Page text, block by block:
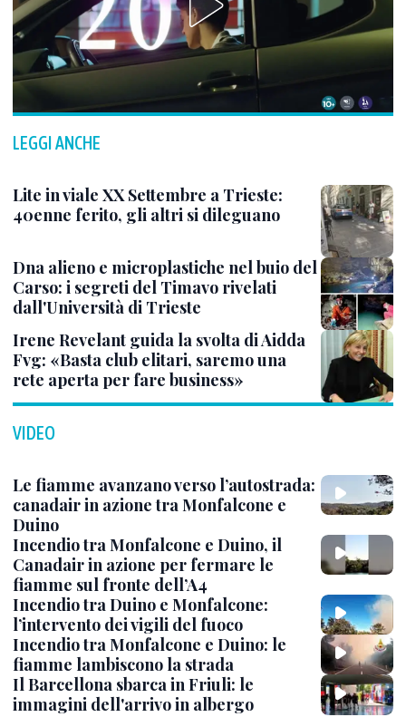
LEGGI ANCHE
Lite in viale XX Settembre a Trieste:
40enne ferito, gli altri si dileguano
Dna alieno e microplastiche nel buio del
Carso: i segreti del Timavo rivelati
dall'Università di Trieste
Irene Revelant guida la svolta di Aidda
Fvg: «Basta club elitari, saremo una
rete aperta per fare business»
VIDEO
Le fiamme avanzano verso l’autostrada:
canadair in azione tra Monfalcone e
Duino
Incendio tra Monfalcone e Duino, il
Canadair in azione per fermare le
fiamme sul fronte dell’A4
Incendio tra Duino e Monfalcone:
l’intervento dei vigili del fuoco
Incendio tra Monfalcone e Duino: le
fiamme lambiscono la strada
Il Barcellona sbarca in Friuli: le
immagini dell'arrivo in albergo